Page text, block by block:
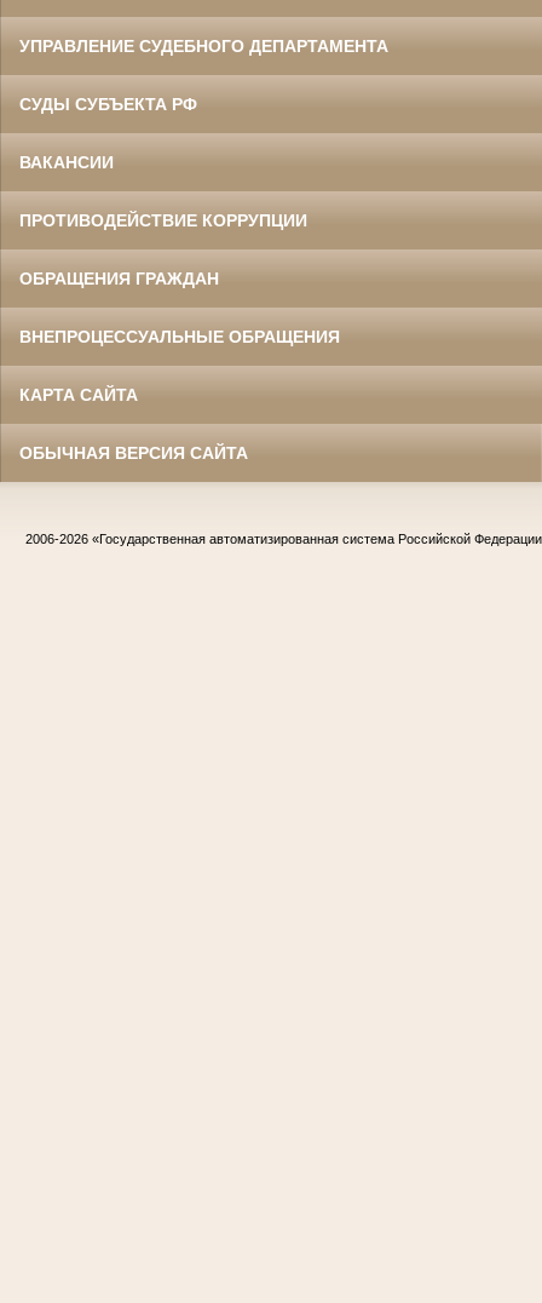
УПРАВЛЕНИЕ СУДЕБНОГО ДЕПАРТАМЕНТА
СУДЫ СУБЪЕКТА РФ
ВАКАНСИИ
ПРОТИВОДЕЙСТВИЕ КОРРУПЦИИ
ОБРАЩЕНИЯ ГРАЖДАН
ВНЕПРОЦЕССУАЛЬНЫЕ ОБРАЩЕНИЯ
КАРТА САЙТА
ОБЫЧНАЯ ВЕРСИЯ САЙТА
2006-2026 «Государственная автоматизированная система Российской